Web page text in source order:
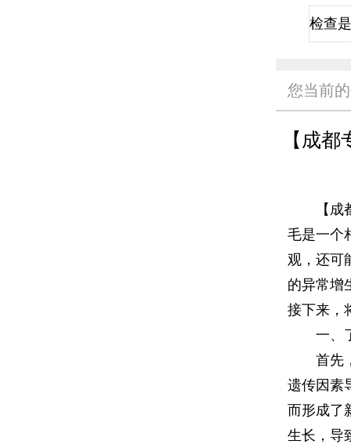
您当前
【成
【成都
毛是一个
观，还可
的异常增
接下来，
一、了
首先，
遗传因素
而形成了
生长，导